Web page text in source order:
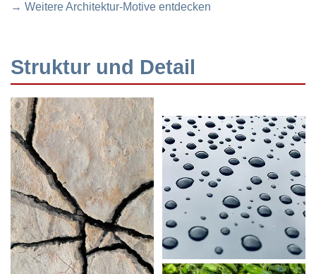
→ Weitere Architektur-Motive entdecken
Struktur und Detail